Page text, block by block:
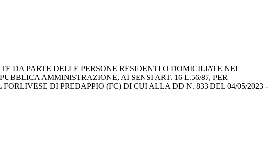
DA PARTE DELLE PERSONE RESIDENTI O DOMICILIATE NEI
AMMINISTRAZIONE, AI SENSI ART. 16 L.56/87, PER
DI PREDAPPIO (FC) DI CUI ALLA DD N. 833 DEL 04/05/2023 -